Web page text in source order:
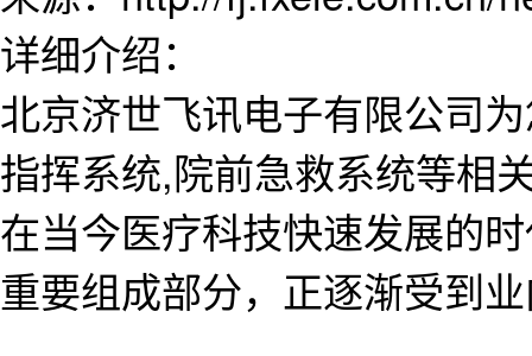
详细介绍：
北京济世飞讯电子有限公司
指挥系统,院前急救系统等相
在当今医疗科技快速发展的
重要组成部分，正逐渐受到